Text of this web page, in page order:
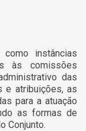
instâncias
às comissões
das
e atribuições, as
para a atuação
as formas de
Conjunto.